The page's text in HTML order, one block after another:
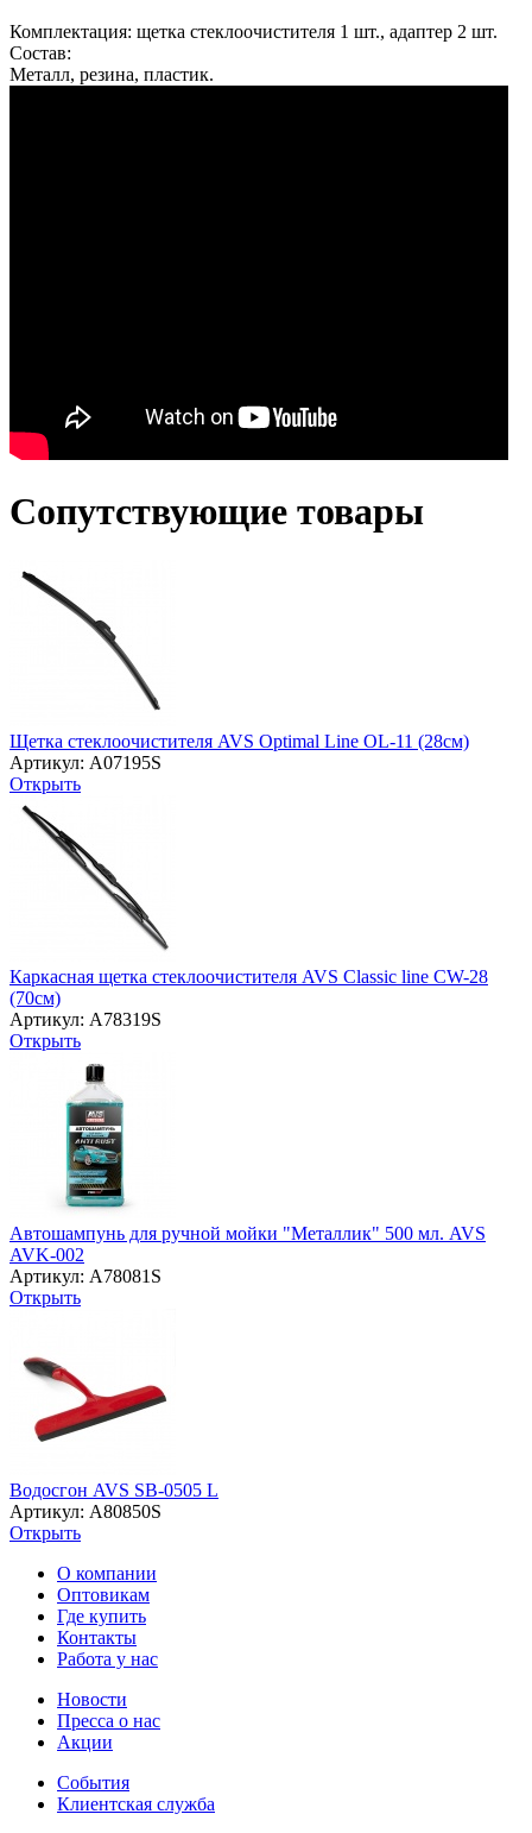
Комплектация: щетка стеклоочистителя 1 шт., адаптер 2 шт.
Состав:
Металл, резина, пластик.
Сопутствующие товары
Щетка стеклоочистителя AVS Optimal Line OL-11 (28см)
Артикул: A07195S
Открыть
Каркасная щетка стеклоочистителя AVS Classic line CW-28
(70см)
Артикул: A78319S
Открыть
Автошампунь для ручной мойки "Металлик" 500 мл. AVS
AVK-002
Артикул: A78081S
Открыть
Водосгон AVS SB-0505 L
Артикул: A80850S
Открыть
О компании
Оптовикам
Где купить
Контакты
Работа у нас
Новости
Пресса о нас
Акции
События
Клиентская служба